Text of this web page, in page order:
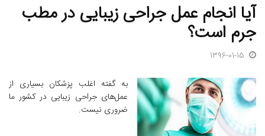
آیا انجام عمل جراحی زیبایی در مطب
جرم است؟
1396-01-15
به گفته اغلب پزشکان بسیاری از
عمل‌های جراحی زیبایی در کشور ما
ضروری نیست.